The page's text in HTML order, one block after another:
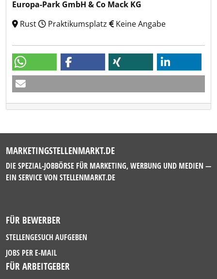
Europa-Park GmbH & Co Mack KG
Rust
Praktikumsplatz Keine Angabe
MARKETINGSTELLENMARKT.DE
DIE SPEZIAL-JOBBÖRSE FÜR MARKETING, WERBUNG UND MEDIEN —
EIN SERVICE VON STELLENMARKT.DE
FÜR BEWERBER
STELLENGESUCH AUFGEBEN
JOBS PER E-MAIL
FÜR ARBEITGEBER